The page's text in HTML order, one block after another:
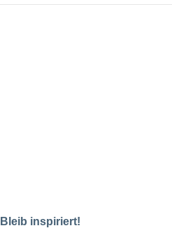
Bleib inspiriert!